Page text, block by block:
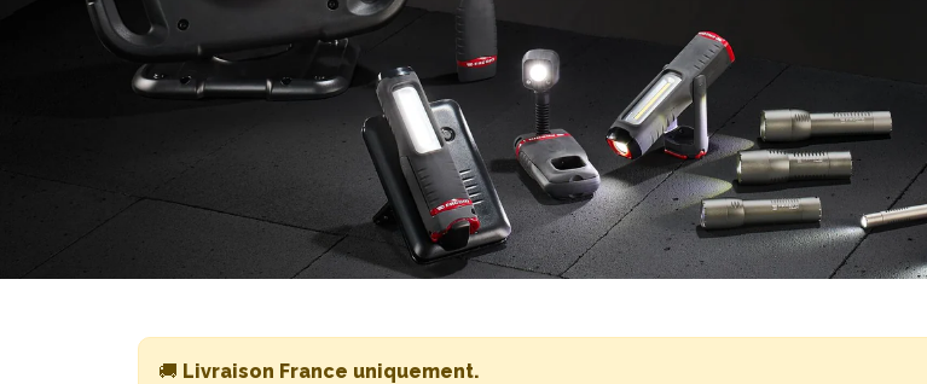
🚚 Livraison France uniquement.